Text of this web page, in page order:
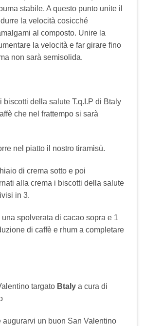
stabile. A questo punto unite il
la velocità cosicché
al composto. Unire la
la velocità e far girare fino
non sarà semisolida.
biscotti della salute T.q.I.P di Btaly
che nel frattempo si sarà
nel piatto il nostro tiramisù.
di crema sotto e poi
alla crema i biscotti della salute
in 3.
spolverata di cacao sopra e 1
di caffè e rhum a completare
targato Btaly a cura di
augurarvi un buon San Valentino